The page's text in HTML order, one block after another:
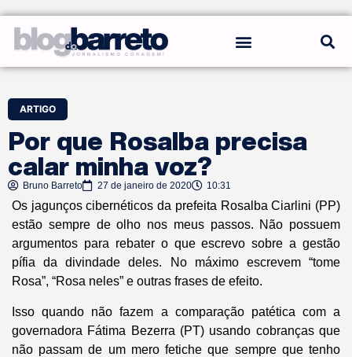
ARTIGO
Por que Rosalba precisa
calar minha voz?
Bruno Barreto 27 de janeiro de 2020 10:31
Os jagunços cibernéticos da prefeita Rosalba Ciarlini (PP)
estão sempre de olho nos meus passos. Não possuem
argumentos para rebater o que escrevo sobre a gestão
pífia da divindade deles. No máximo escrevem “tome
Rosa”, “Rosa neles” e outras frases de efeito.
Isso quando não fazem a comparação patética com a
governadora Fátima Bezerra (PT) usando cobranças que
não passam de um mero fetiche que sempre que tenho